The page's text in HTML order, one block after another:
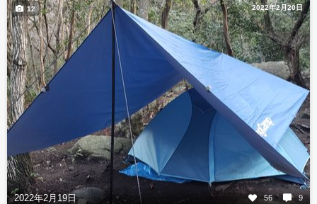
2022年2月20日
2022年2月19日 56 9
12